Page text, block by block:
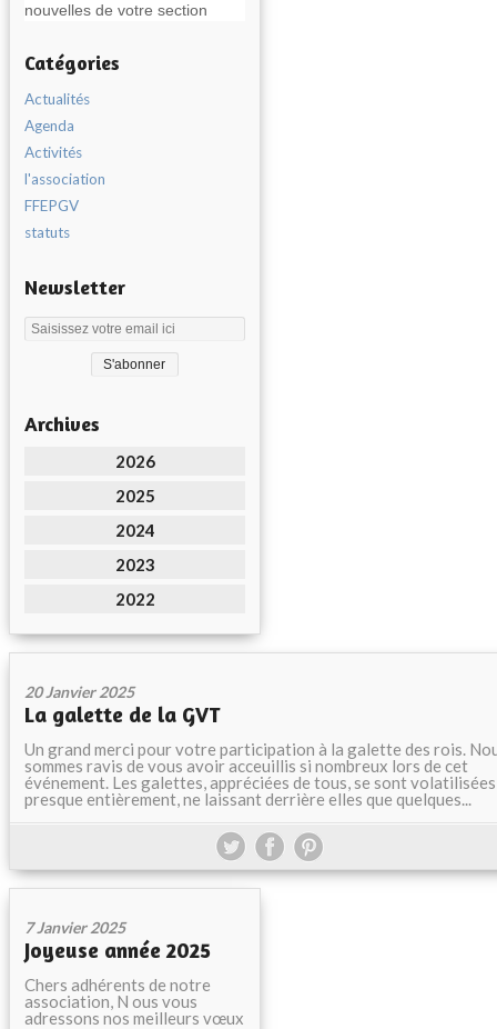
nouvelles de votre section
Catégories
Actualités
Agenda
Activités
l'association
FFEPGV
statuts
Newsletter
Archives
2026
2025
2024
2023
2022
20 Janvier 2025
La galette de la GVT
Un grand merci pour votre participation à la galette des rois.
sommes ravis de vous avoir acceuillis si nombreux lors de cet
événement. Les galettes, appréciées de tous, se sont volatilisées
presque entièrement, ne laissant derrière elles que quelques...
7 Janvier 2025
Joyeuse année 2025
Chers adhérents de notre
association, N ous vous
adressons nos meilleurs vœux